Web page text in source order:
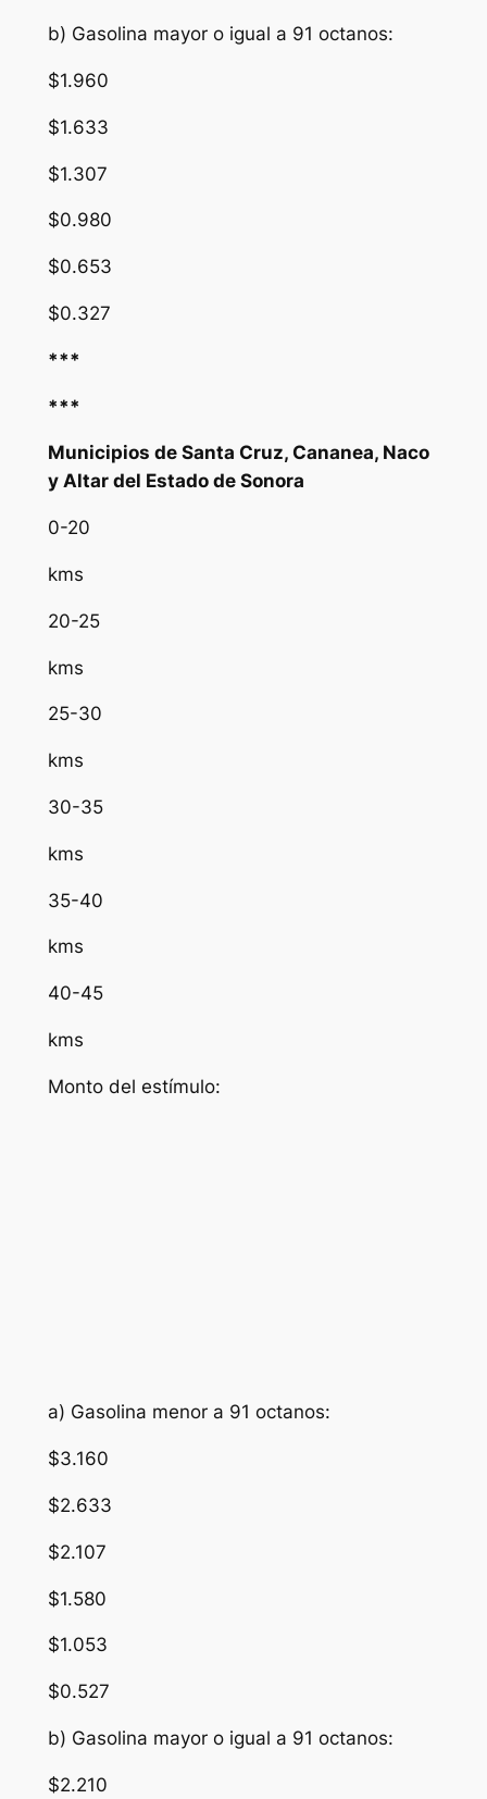
b) Gasolina mayor o igual a 91 octanos:
$1.960
$1.633
$1.307
$0.980
$0.653
$0.327
***
***
Municipios de Santa Cruz, Cananea, Naco
y Altar del Estado de Sonora
0-20
kms
20-25
kms
25-30
kms
30-35
kms
35-40
kms
40-45
kms
Monto del estímulo:
a) Gasolina menor a 91 octanos:
$3.160
$2.633
$2.107
$1.580
$1.053
$0.527
b) Gasolina mayor o igual a 91 octanos:
$2.210